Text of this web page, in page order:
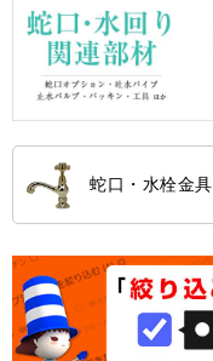
蛇口・水栓金具